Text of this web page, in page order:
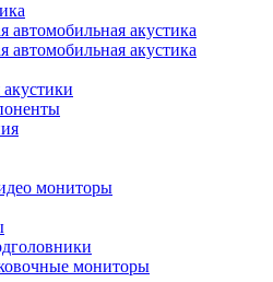
автомобильная акустика
автомобильная акустика
мониторы
мониторы